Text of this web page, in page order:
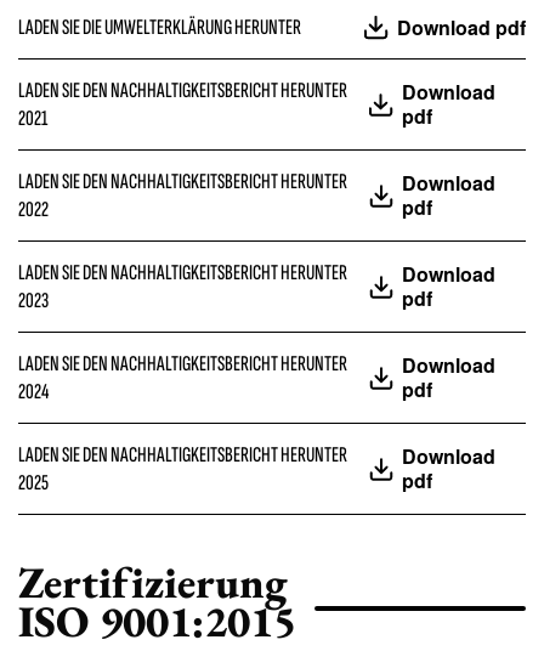
LADEN SIE DIE UMWELTERKLÄRUNG HERUNTER Download pdf
LADEN SIE DEN NACHHALTIGKEITSBERICHT HERUNTER
2021
Download
pdf
LADEN SIE DEN NACHHALTIGKEITSBERICHT HERUNTER
2022
Download
pdf
LADEN SIE DEN NACHHALTIGKEITSBERICHT HERUNTER
2023
Download
pdf
LADEN SIE DEN NACHHALTIGKEITSBERICHT HERUNTER
2024
Download
pdf
LADEN SIE DEN NACHHALTIGKEITSBERICHT HERUNTER
2025
Download
pdf
Zertifizierung
ISO 9001:2015